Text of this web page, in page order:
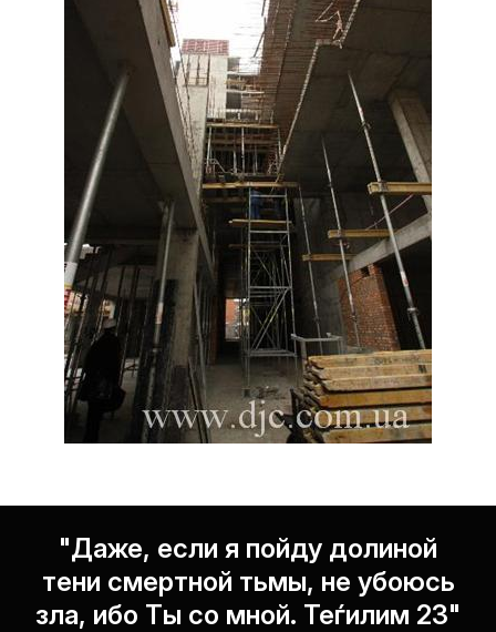
"Даже, если я пойду долиной
тени смертной тьмы, не убоюсь
зла, ибо Ты со мной. Теѓилим 23"